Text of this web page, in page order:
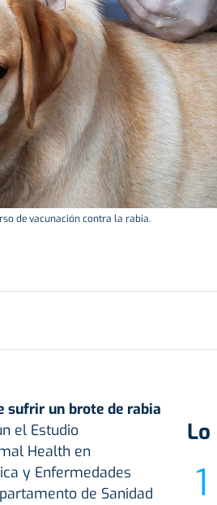
de vacunación contra la rabia.
sufrir un brote de rabia
el Estudio
Health en
y Enfermedades
de Sanidad
Lo